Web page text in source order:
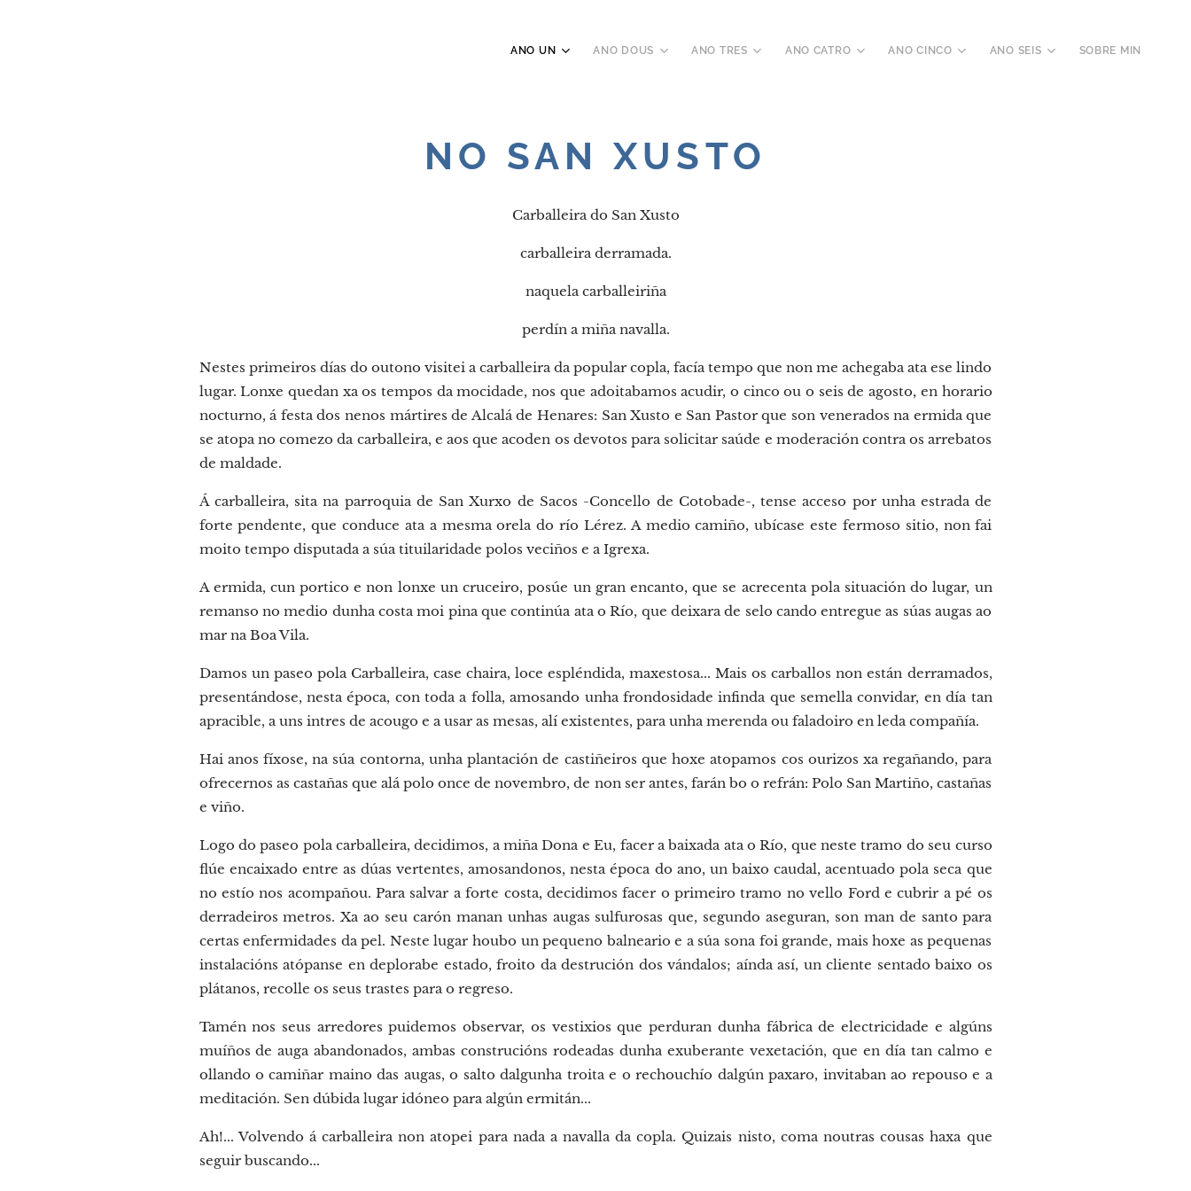
ANO UN ANO DOUS ANO TRES ANO CATRO ANO CINCO ANO SEIS SOBRE MIN
NO SAN XUSTO
Carballeira do San Xusto
carballeira derramada.
naquela carballeiriña
perdín a miña navalla.
Nestes primeiros días do outono visitei a carballeira da popular copla, facía tempo que non me achegaba ata ese lindo
lugar. Lonxe quedan xa os tempos da mocidade, nos que adoitabamos acudir, o cinco ou o seis de agosto, en horario
nocturno, á festa dos nenos mártires de Alcalá de Henares: San Xusto e San Pastor que son venerados na ermida que
se atopa no comezo da carballeira, e aos que acoden os devotos para solicitar saúde e moderación contra os arrebatos
de maldade.
Á carballeira, sita na parroquia de San Xurxo de Sacos -Concello de Cotobade-, tense acceso por unha estrada de
forte pendente, que conduce ata a mesma orela do río Lérez. A medio camiño, ubícase este fermoso sitio, non fai
moito tempo disputada a súa tituilaridade polos veciños e a Igrexa.
A ermida, cun portico e non lonxe un cruceiro, posúe un gran encanto, que se acrecenta pola situación do lugar, un
remanso no medio dunha costa moi pina que continúa ata o Río, que deixara de selo cando entregue as súas augas ao
mar na Boa Vila.
Damos un paseo pola Carballeira, case chaira, loce espléndida, maxestosa... Mais os carballos non están derramados,
presentándose, nesta época, con toda a folla, amosando unha frondosidade infinda que semella convidar, en día tan
apracible, a uns intres de acougo e a usar as mesas, alí existentes, para unha merenda ou faladoiro en leda compañía.
Hai anos fíxose, na súa contorna, unha plantación de castiñeiros que hoxe atopamos cos ourizos xa regañando, para
ofrecernos as castañas que alá polo once de novembro, de non ser antes, farán bo o refrán: Polo San Martiño, castañas
e viño.
Logo do paseo pola carballeira, decidimos, a miña Dona e Eu, facer a baixada ata o Río, que neste tramo do seu curso
flúe encaixado entre as dúas vertentes, amosandonos, nesta época do ano, un baixo caudal, acentuado pola seca que
no estío nos acompañou. Para salvar a forte costa, decidimos facer o primeiro tramo no vello Ford e cubrir a pé os
derradeiros metros. Xa ao seu carón manan unhas augas sulfurosas que, segundo aseguran, son man de santo para
certas enfermidades da pel. Neste lugar houbo un pequeno balneario e a súa sona foi grande, mais hoxe as pequenas
instalacións atópanse en deplorabe estado, froito da destrución dos vándalos; aínda así, un cliente sentado baixo os
plátanos, recolle os seus trastes para o regreso.
Tamén nos seus arredores puidemos observar, os vestixios que perduran dunha fábrica de electricidade e algúns
muíños de auga abandonados, ambas construcións rodeadas dunha exuberante vexetación, que en día tan calmo e
ollando o camiñar maino das augas, o salto dalgunha troita e o rechouchío dalgún paxaro, invitaban ao repouso e a
meditación. Sen dúbida lugar idóneo para algún ermitán...
Ah!... Volvendo á carballeira non atopei para nada a navalla da copla. Quizais nisto, coma noutras cousas haxa que
seguir buscando...